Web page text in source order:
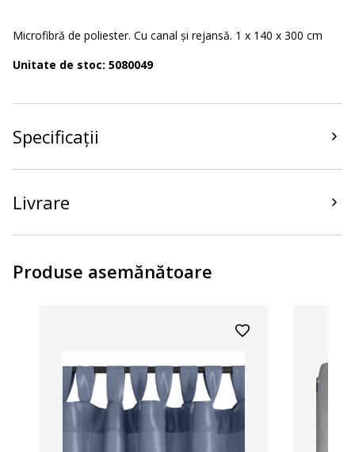
Microfibră de poliester. Cu canal și rejansă. 1 x 140 x 300 cm
Unitate de stoc: 5080049
Specificații
Livrare
Produse asemănătoare